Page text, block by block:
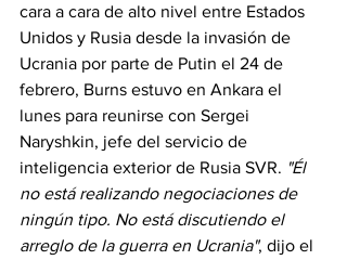
cara a cara de alto nivel entre Estados
Unidos y Rusia desde la invasión de
Ucrania por parte de Putin el 24 de
febrero, Burns estuvo en Ankara el
lunes para reunirse con Sergei
Naryshkin, jefe del servicio de
inteligencia exterior de Rusia SVR. "Él
no está realizando negociaciones de
ningún tipo. No está discutiendo el
arreglo de la guerra en Ucrania", dijo el